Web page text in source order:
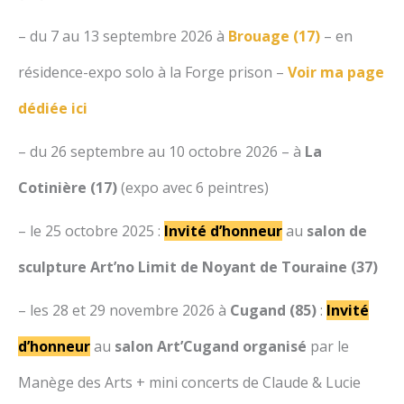
– du 7 au 13 septembre 2026 à Brouage (17) – en
résidence-expo solo à la Forge prison – Voir ma page
dédiée ici
– du 26 septembre au 10 octobre 2026 – à La
Cotinière (17)(expo avec 6 peintres)
– le 25 octobre 2025 : Invité d’honneurau salon de
sculpture Art’no Limit de Noyant de Touraine (37)
– les 28 et 29 novembre 2026 à Cugand (85) : Invité
d’honneurau salon Art’Cugand organisé par le
Manège des Arts + mini concerts de Claude & Lucie